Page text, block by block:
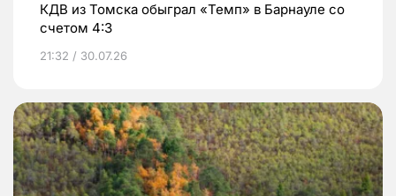
КДВ из Томска обыграл «Темп» в Барнауле со
счетом 4:3
21:32 / 30.07.26